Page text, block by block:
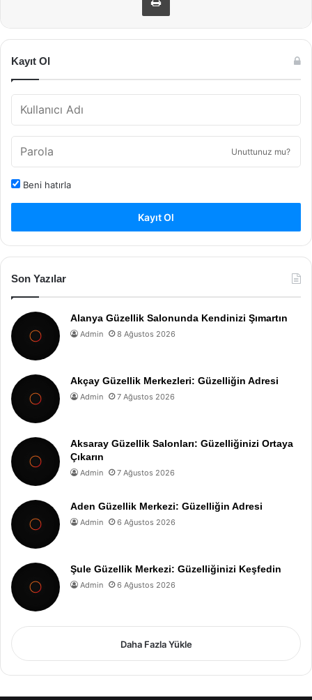
Kayıt Ol
Unuttunuz mu?
Beni hatırla
Kayıt Ol
Son Yazılar
Alanya Güzellik Salonunda Kendinizi Şımartın
Admin 8 Ağustos 2026
Akçay Güzellik Merkezleri: Güzelliğin Adresi
Admin 7 Ağustos 2026
Aksaray Güzellik Salonları: Güzelliğinizi Ortaya
Çıkarın
Admin 7 Ağustos 2026
Aden Güzellik Merkezi: Güzelliğin Adresi
Admin 6 Ağustos 2026
Şule Güzellik Merkezi: Güzelliğinizi Keşfedin
Admin 6 Ağustos 2026
Daha Fazla Yükle